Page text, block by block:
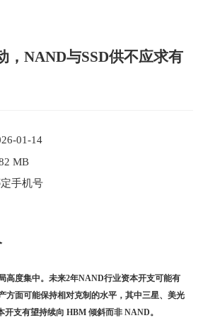
，NAND与SSD供不应求有
01-14
MB
手机号
高度集中。未来2年NAND行业资本开支可能有
方面可能保持相对克制的水平，其中三星、美光
开支有望持续向 HBM 倾斜而非 NAND。